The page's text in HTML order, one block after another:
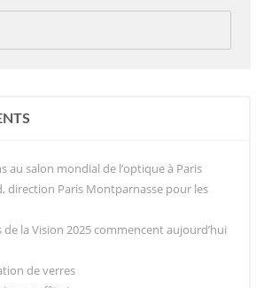
au salon mondial de l’optique à Paris
direction Paris Montparnasse pour les
de la Vision 2025 commencent aujourd’hui
de verres